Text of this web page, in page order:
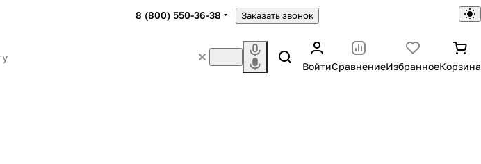
8 (800) 550-36-38 Заказать звонок
ВойтиСравнениеИзбранноеКорзина